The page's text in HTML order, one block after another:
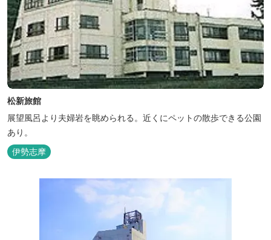
松新旅館
展望風呂より夫婦岩を眺められる。近くにペットの散歩できる公園
あり。
伊勢志摩